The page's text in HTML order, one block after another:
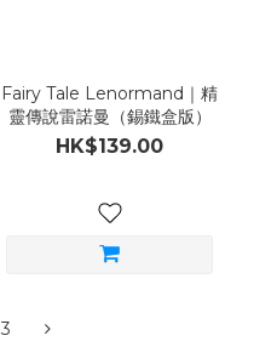
Fairy Tale Lenormand｜精
靈傳說雷諾曼（錫鐵盒版）
HK$139.00
3